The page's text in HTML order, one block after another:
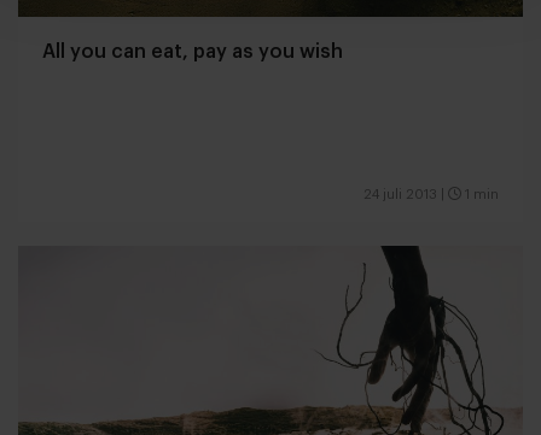
All you can eat, pay as you wish
24 juli 2013 1 min